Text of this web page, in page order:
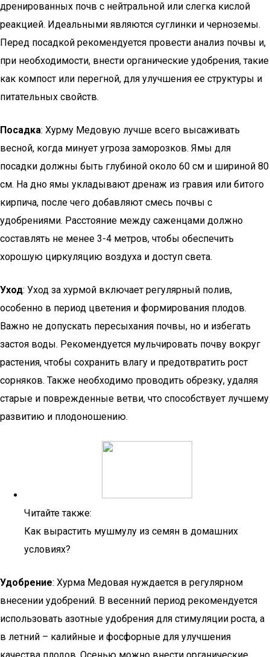
дренированных почв с нейтральной или слегка кислой
реакцией. Идеальными являются суглинки и черноземы.
Перед посадкой рекомендуется провести анализ почвы и,
при необходимости, внести органические удобрения, такие
как компост или перегной, для улучшения ее структуры и
питательных свойств.
Посадка: Хурму Медовую лучше всего высаживать
весной, когда минует угроза заморозков. Ямы для
посадки должны быть глубиной около 60 см и шириной 80
см. На дно ямы укладывают дренаж из гравия или битого
кирпича, после чего добавляют смесь почвы с
удобрениями. Расстояние между саженцами должно
составлять не менее 3-4 метров, чтобы обеспечить
хорошую циркуляцию воздуха и доступ света.
Уход: Уход за хурмой включает регулярный полив,
особенно в период цветения и формирования плодов.
Важно не допускать пересыхания почвы, но и избегать
застоя воды. Рекомендуется мульчировать почву вокруг
растения, чтобы сохранить влагу и предотвратить рост
сорняков. Также необходимо проводить обрезку, удаляя
старые и поврежденные ветви, что способствует лучшему
развитию и плодоношению.
Читайте также:
Как вырастить мушмулу из семян в домашних
условиях?
Удобрение: Хурма Медовая нуждается в регулярном
внесении удобрений. В весенний период рекомендуется
использовать азотные удобрения для стимуляции роста, а
в летний – калийные и фосфорные для улучшения